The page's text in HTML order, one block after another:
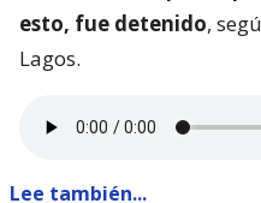
Lee también...